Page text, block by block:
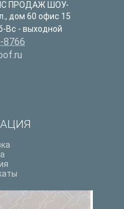
ПРОДАЖ ШОУ-
дом 60 офис 15
Вс - выходной
8766